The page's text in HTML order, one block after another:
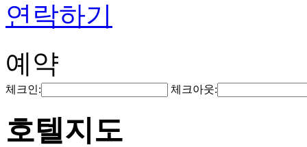
연락하기
예약
체크인: 체크아웃:
호텔지도